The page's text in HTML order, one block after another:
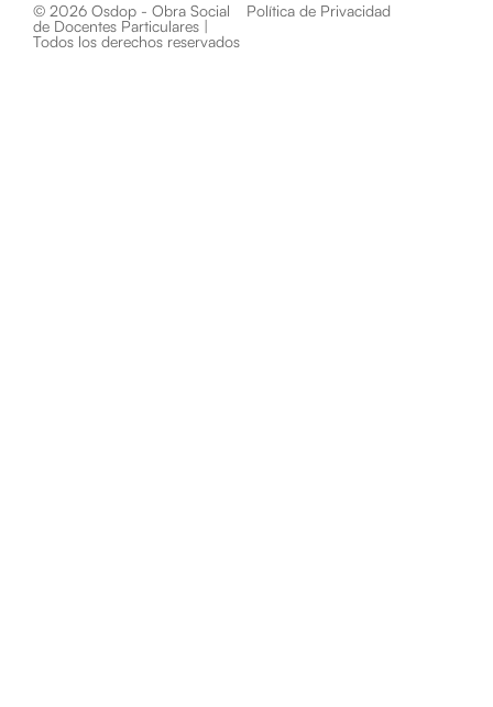
© 2026 Osdop - Obra Social
de Docentes Particulares |
Todos los derechos reservados​
Política de Privacidad